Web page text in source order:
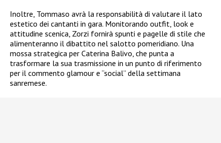
Inoltre, Tommaso avrà la responsabilità di valutare il lato
estetico dei cantanti in gara. Monitorando outfit, look e
attitudine scenica, Zorzi fornirà spunti e pagelle di stile che
alimenteranno il dibattito nel salotto pomeridiano. Una
mossa strategica per Caterina Balivo, che punta a
trasformare la sua trasmissione in un punto di riferimento
per il commento glamour e “social” della settimana
sanremese.